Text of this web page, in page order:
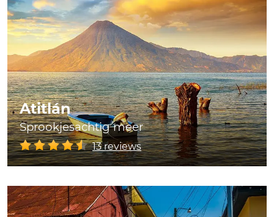
Atitlán
Sprookjesachtig meer
13 reviews